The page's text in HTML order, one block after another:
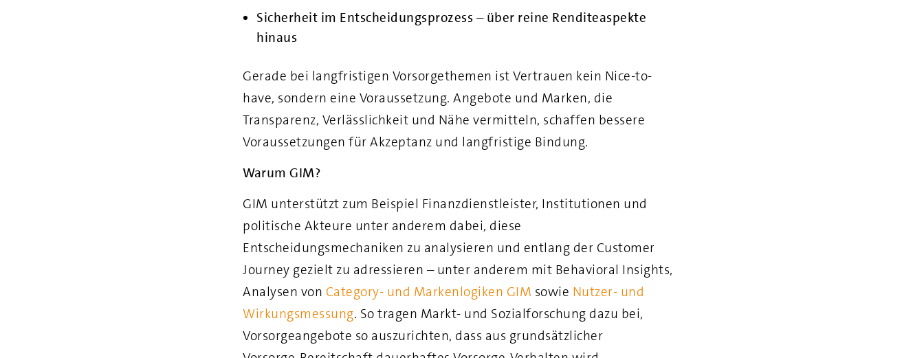
Sicherheit im Entscheidungsprozess – über reine Renditeaspekte
hinaus
Gerade bei langfristigen Vorsorgethemen ist Vertrauen kein Nice-to-
have, sondern eine Voraussetzung. Angebote und Marken, die
Transparenz, Verlässlichkeit und Nähe vermitteln, schaffen bessere
Voraussetzungen für Akzeptanz und langfristige Bindung.
Warum GIM?
GIM unterstützt zum Beispiel Finanzdienstleister, Institutionen und
politische Akteure unter anderem dabei, diese
Entscheidungsmechaniken zu analysieren und entlang der Customer
Journey gezielt zu adressieren – unter anderem mit Behavioral Insights,
Analysen von Category‑ und Markenlogiken GIM sowie Nutzer‑ und
Wirkungsmessung. So tragen Markt- und Sozialforschung dazu bei,
Vorsorgeangebote so auszurichten, dass aus grundsätzlicher